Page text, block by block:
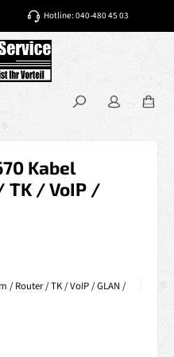
Hotline: 040-480 45 03
Kabel
TK / VoIP /